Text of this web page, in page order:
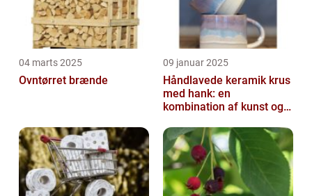
04 marts 2025
Ovntørret brænde
09 januar 2025
Håndlavede keramik krus
med hank: en
kombination af kunst og